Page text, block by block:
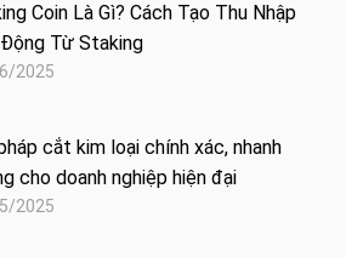
Coin Là Gì? Cách Tạo Thu Nhập
Từ Staking
2025
cắt kim loại chính xác, nhanh
cho doanh nghiệp hiện đại
2025